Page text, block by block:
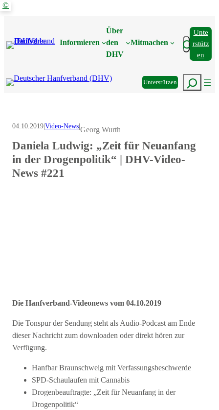
Zum
Informieren
Über
den
DHV
Mitmachen Suchen
Unte
Rstütz
En
UnterstützenSuchen
©
04.10.2019|Video-News|Georg Wurth
Daniela Ludwig: „Zeit für Neuanfang
in der Drogenpolitik“ | DHV-Video-
News #221
Die Hanfverband-Videonews vom 04.10.2019
Die Tonspur der Sendung steht als Audio-Podcast am Ende
dieser Nachricht zum downloaden oder direkt hören zur
Verfügung.
Hanfbar Braunschweig mit Verfassungsbeschwerde
SPD-Schaulaufen mit Cannabis
Drogenbeauftragte: „Zeit für Neuanfang in der
Drogenpolitik“